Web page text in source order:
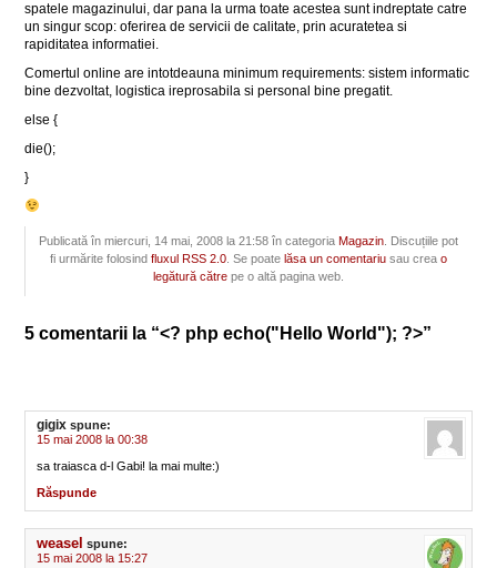
spatele magazinului, dar pana la urma toate acestea sunt indreptate catre
un singur scop: oferirea de servicii de calitate, prin acuratetea si
rapiditatea informatiei.
Comertul online are intotdeauna minimum requirements: sistem informatic
bine dezvoltat, logistica ireprosabila si personal bine pregatit.
else {
die();
}
Publicată în miercuri, 14 mai, 2008 la 21:58 în categoriaMagazin . Discuțiile pot
fi urmărite folosindfluxul RSS 2.0 . Se poatelăsa un comentariu sau creao
legătură către pe o altă pagina web.
5 comentarii la “<? php echo("Hello World"); ?>”
gigix spune:
15 mai 2008 la 00:38
sa traiasca d-l Gabi! la mai multe:)
Răspunde
weasel
spune:
15 mai 2008 la 15:27